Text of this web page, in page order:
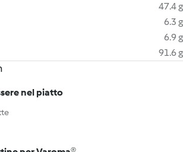
47.4 g
6.3 g
6.9 g
91.6 g
nel piatto